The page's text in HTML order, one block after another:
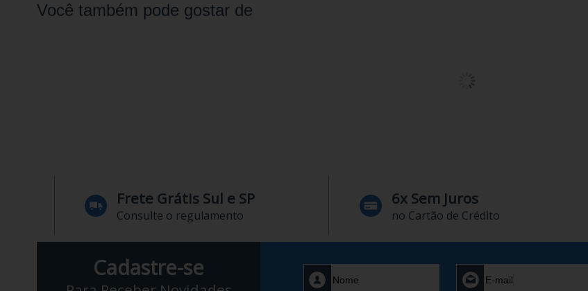
Você também pode gostar de
Frete Grátis Sul e SP
Consulte o regulamento
6x Sem Juros
no Cartão de Crédito
Cadastre-se